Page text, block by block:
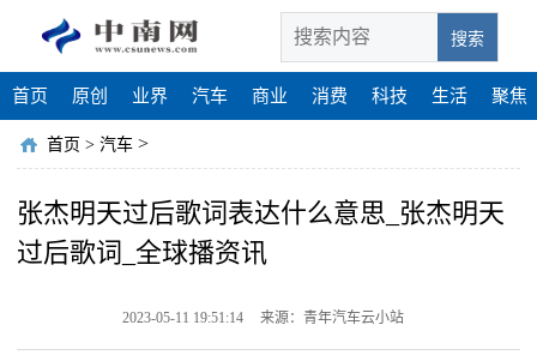
搜索
首页 原创 业界 汽车 商业 消费 科技 生活 聚焦
首页 > 汽车 >
张杰明天过后歌词表达什么意思_张杰明天
过后歌词_全球播资讯
2023-05-11 19:51:14 来源：青年汽车云小站